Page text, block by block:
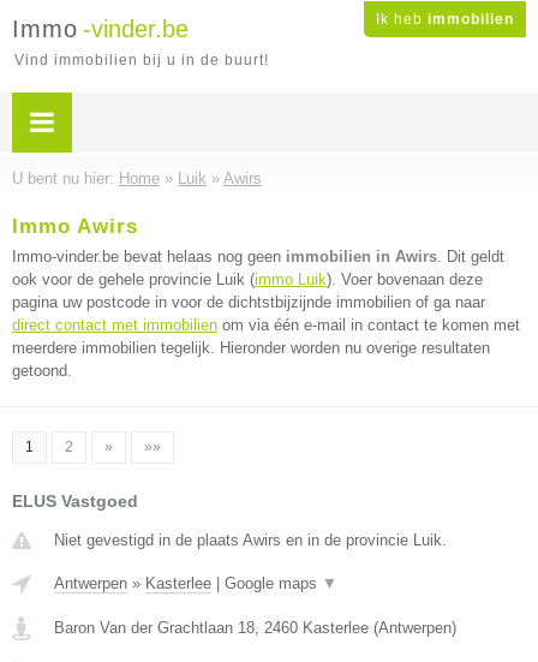
Ik heb immobilien
Immo -vinder.be
Vind immobilien bij u in de buurt!
U bent nu hier: Home » Luik » Awirs
Immo Awirs
Immo-vinder.be bevat helaas nog geen immobilien in Awirs. Dit geldt
ook voor de gehele provincie Luik (immo Luik). Voer bovenaan deze
pagina uw postcode in voor de dichtstbijzijnde immobilien of ga naar
direct contact met immobilien om via één e-mail in contact te komen met
meerdere immobilien tegelijk. Hieronder worden nu overige resultaten
getoond.
1 2 » »»
ELUS Vastgoed
Niet gevestigd in de plaats Awirs en in de provincie Luik.
Antwerpen » Kasterlee Google maps ▼
Baron Van der Grachtlaan 18, 2460 Kasterlee (Antwerpen)